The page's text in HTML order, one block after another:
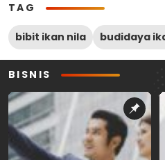
TAG
bibit ikan nila
BISNIS